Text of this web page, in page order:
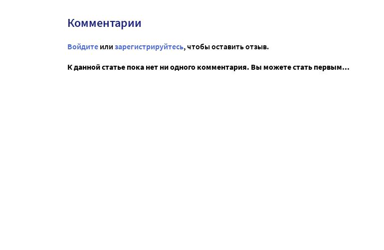
Комментарии
Войдите или зарегистрируйтесь, чтобы оставить отзыв.
К данной статье пока нет ни одного комментария. Вы можете стать первым...